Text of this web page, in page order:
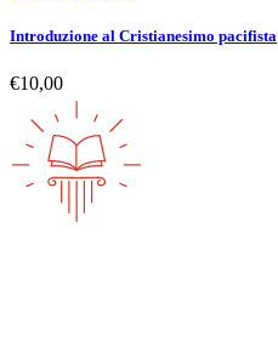
Introduzione al Cristianesimo pacifista
€10,00